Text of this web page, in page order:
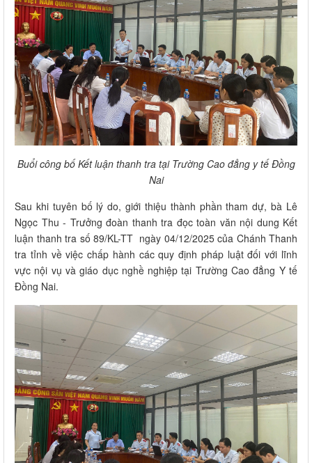
Buổi công bố Kết luận thanh tra tại Trường Cao đẳng y tế Đồng
Nai
Sau khi tuyên bố lý do, giới thiệu thành phần tham dự, bà Lê
Ngọc Thu - Trưởng đoàn thanh tra đọc toàn văn nội dung Kết
luận thanh tra số 89/KL-TT ngày 04/12/2025 của Chánh Thanh
tra tỉnh về việc chấp hành các quy định pháp luật đối với lĩnh
vực nội vụ và giáo dục nghề nghiệp tại Trường Cao đẳng Y tế
Đồng Nai.